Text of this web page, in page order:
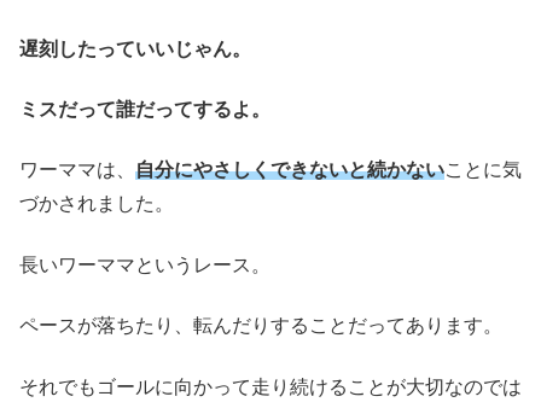
遅刻したっていいじゃん。
ミスだって誰だってするよ。
ワーママは、 自分にやさしくできないと続かないことに気
づかされました。
長いワーママというレース。
ペースが落ちたり、転んだりすることだってあります。
それでもゴールに向かって走り続けることが大切なのでは